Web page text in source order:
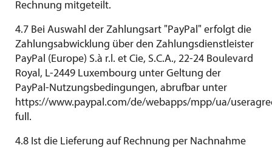
Rechnung mitgeteilt.
4.7 Bei Auswahl der Zahlungsart "PayPal" erfolgt die
Zahlungsabwicklung über den Zahlungsdienstleister
PayPal (Europe) S.à r.l. et Cie, S.C.A., 22-24 Boulevard
Royal, L-2449 Luxembourg unter Geltung der
PayPal-Nutzungsbedingungen, abrufbar unter
https://www.paypal.com/de/webapps/mpp/ua/
full.
4.8 Ist die Lieferung auf Rechnung per Nachnahme